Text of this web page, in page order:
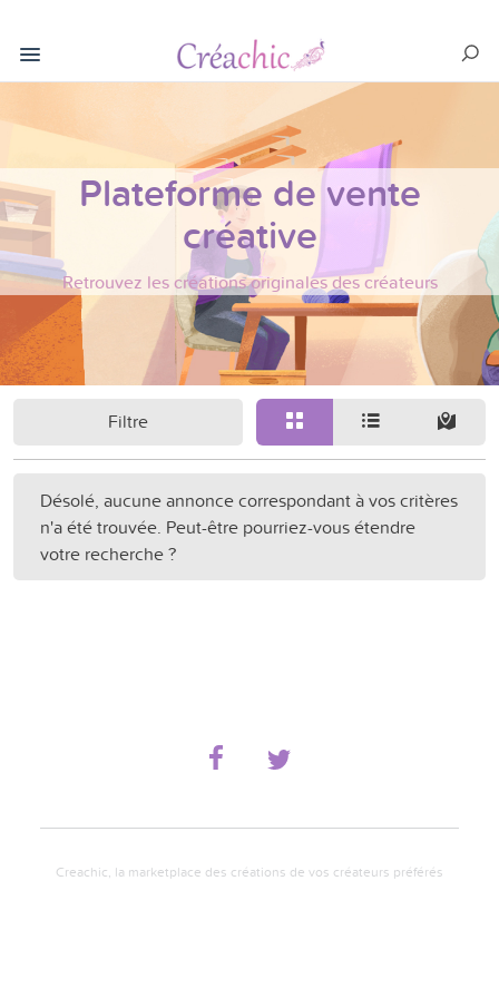
Plateforme de vente
créative
Retrouvez les créations originales des créateurs
Filtre
Désolé, aucune annonce correspondant à vos critères
n'a été trouvée. Peut-être pourriez-vous étendre
votre recherche ?
Creachic, la marketplace des créations de vos créateurs préférés